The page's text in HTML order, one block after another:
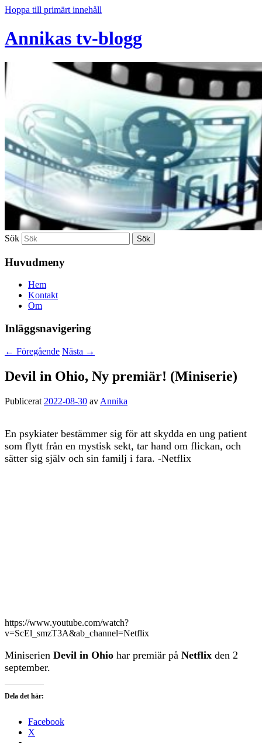
Hoppa till primärt innehåll
Annikas tv-blogg
Sök
Huvudmeny
Hem
Kontakt
Om
Inläggsnavigering
← Föregående Nästa →
Devil in Ohio, Ny premiär! (Miniserie)
Publicerat 2022-08-30 av Annika
En psykiater bestämmer sig för att skydda en ung patient
som flytt från en mystisk sekt, tar hand om flickan, och
sätter sig själv och sin familj i fara. -Netflix
https://www.youtube.com/watch?
v=ScEl_smzT3A&ab_channel=Netflix
Miniserien Devil in Ohio har premiär på Netflix den 2
september.
Dela det här:
Facebook
X